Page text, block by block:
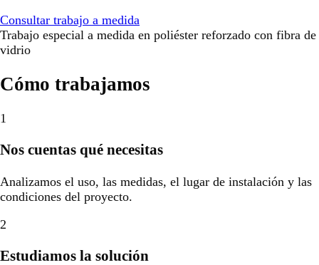
Consultar trabajo a medida
Trabajo especial a medida en poliéster reforzado con fibra de
vidrio
Cómo trabajamos
1
Nos cuentas qué necesitas
Analizamos el uso, las medidas, el lugar de instalación y las
condiciones del proyecto.
2
Estudiamos la solución